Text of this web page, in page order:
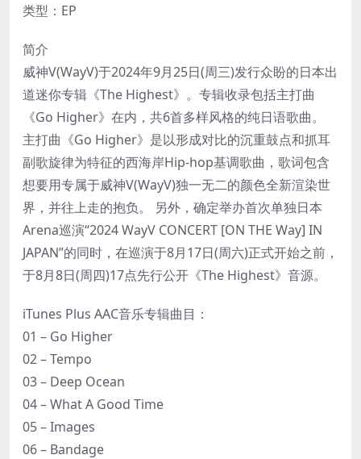
类型：EP
简介
威神V(WayV)于2024年9月25日(周三)发行众盼的日本出
道迷你专辑《The Highest》。专辑收录包括主打曲
《Go Higher》在内，共6首多样风格的纯日语歌曲。
主打曲《Go Higher》是以形成对比的沉重鼓点和抓耳
副歌旋律为特征的西海岸Hip-hop基调歌曲，歌词包含
想要用专属于威神V(WayV)独一无二的颜色全新渲染世
界，并往上走的抱负。 另外，确定举办首次单独日本
Arena巡演“2024 WayV CONCERT [ON THE Way] IN
JAPAN”的同时，在巡演于8月17日(周六)正式开始之前，
于8月8日(周四)17点先行公开《The Highest》音源。
iTunes Plus AAC音乐专辑曲目：
01 – Go Higher
02 – Tempo
03 – Deep Ocean
04 – What A Good Time
05 – Images
06 – Bandage